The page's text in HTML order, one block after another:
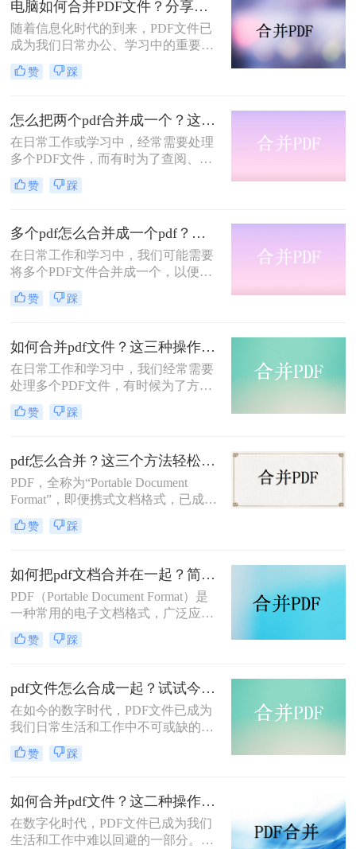
帮助您轻松应对这一需求。
电脑如何合并PDF文件？分享常用的三种操作方法！
随着信息化时代的到来，PDF文件已
成为我们日常办公、学习中的重要资
料格式。然而，当需要处理多个PDF
文件时，合并它们成为一个单一的文
合并pdf文件呢？下面，本文将为大家
详细介绍几种常见的合并PDF文件的
方法。
赞 踩
怎么把两个pdf合并成一个？这四种方法帮你轻松搞定！
在日常工作或学习中，经常需要处理
多个PDF文件，而有时为了查阅、分
享或存档的方便，我们可能希望将这
些PDF文件合并成一个。那么怎么把
绍几种简单而实用的方法，帮助你轻
松地将两个PDF文件合并成一个。
赞 踩
多个pdf怎么合并成一个pdf？分享合并pdf的三个方法！
在日常工作和学习中，我们可能需要
将多个PDF文件合并成一个，以便于
查阅、分享或存档。合并PDF文件的
过程相对简单，有多种方法可以实
呢？本文将介绍几种常用的方法，帮
助你轻松将多个PDF合并成一个。
赞 踩
如何合并pdf文件？这三种操作方法十分简单！
​在日常工作和学习中，我们经常需要
处理多个PDF文件，有时候为了方便
查阅和管理，我们需要将这些PDF文
件合并成一个。那么如何合并pdf文件
法来合并PDF文件。
赞 踩
pdf怎么合并？这三个方法轻松合并pdf！
PDF，全称为“Portable Document
Format”，即便携式文档格式，已成为
现代工作和学习中不可或缺的文件格
式。由于其跨平台、不易编辑、保护
许多场合都得到了广泛应用。然而，
当我们需要整合多个PDF文件时，pdf
怎么合并就成了一个关键问题。本文
将介绍几种简单易懂的PDF合并方
法。
赞 踩
如何把pdf文档合并在一起？简单易操作的二种方法！
PDF（Portable Document Format）是
一种常用的电子文档格式，广泛应用
于电子书、合同、报告等场景。有
时，我们可能需要将多个PDF文档合
那么，如何把pdf文档合并在一起呢？
下面我们将为您介绍合并PDF文档的
详细步骤与技巧。
赞 踩
pdf文件怎么合成一起？试试今天的方法！
在如今的数字时代，PDF文件已成为
我们日常生活和工作中不可或缺的一
部分。然而，当我们需要将多个PDF
文件合成为一个文件时，确实需要一
么合成一起呢？本文将为你介绍一简
单而有效的方法，帮助你完美整合多
个PDF文件。
赞 踩
如何合并pdf文件？这二种操作方法十分简单！
在数字化时代，PDF文件已成为我们
生活和工作中难以回避的一部分。然